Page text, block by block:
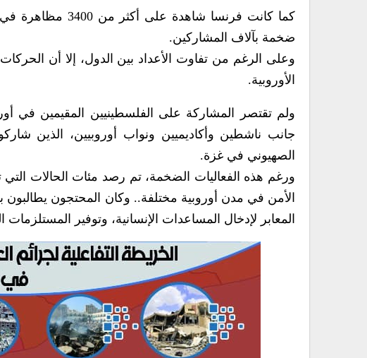
ضخمة بآلاف المشاركين.
وعلى الرغم من تفاوت الأعداد بين الدول، إلا أن
الأوروبية.
ولم تقتصر المشاركة على الفلسطينيين المقيمين في
جانب ناشطين وأكاديميين ونواب أوروبيين، الذين
الصهيوني في غزة.
ورغم هذه الفعاليات الضخمة، تم رصد مئات الحالات
الأمن في مدن أوروبية مختلفة.. وكان المحتجون
المعابر لإدخال المساعدات الإنسانية، وتوفير المستلزمات